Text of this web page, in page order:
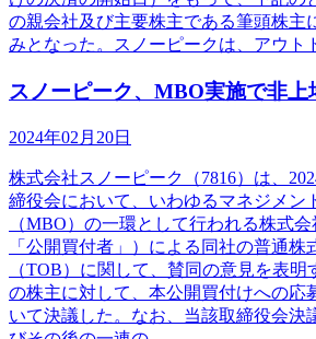
の親会社及び主要株主である筆頭株主
みとなった。スノーピークは、アウト
スノーピーク、MBO実施で非上
2024年02月20日
株式会社スノーピーク（7816）は、
締役会において、いわゆるマネジメン
（MBO）の一環として行われる株式
「公開買付者」）による同社の普通株
（TOB）に関して、賛同の意見を表
の株主に対して、本公開買付けへの応
いて決議した。なお、当該取締役会決